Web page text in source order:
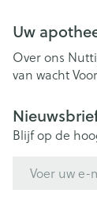
Uw
Over ons
van wacht
Blijf op de